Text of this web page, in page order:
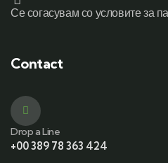
Се согасувам со условите за
Contact
Drop a Line
+00 389 78 363 424